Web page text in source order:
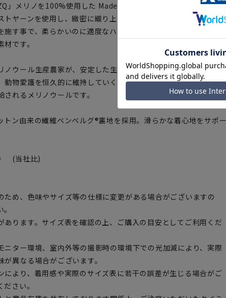
」メリノを100%使用した Made in Japan生地。通常糸の1.5倍
トヤーンを使用し、緻密に織り上げています。追撚糸を使用し特
す事で、柔らかいのに適度なハリの風合いと、着用快適性を兼
です。
ノウール生産農家が、安定した生産、地球環境の保全、生命の尊
動物愛護を恒久的に維持していく努力を果たしていることを認証
れるメリノウールです。
トン由来の繊維ベンベルグ®裏地を採用。滑らかな着心地をサポー
(当社比)
め、色味やサイズ等の仕様に変更がある場合がございますの
ります。サイズ表を確認の上、ご購入の目安としてご利用くだ
ター環境、室内外等の撮影時の環境下での光加減により、実際
異なる場合がございます。
より、着用感や実際のサイズ表に若干の誤差が生じる場合がご
さい。